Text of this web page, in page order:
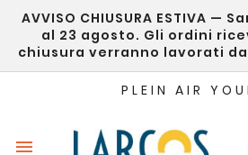
AVVISO CHIUSURA ESTIVA —
al 23 agosto. Gli ordini
chiusura verranno lavorati
PLEIN AIR

Create wishlist